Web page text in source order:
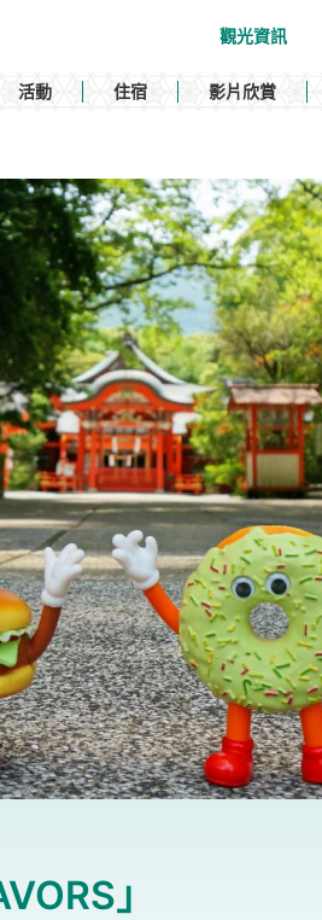
觀光資訊
活動 住宿 影片欣賞
」